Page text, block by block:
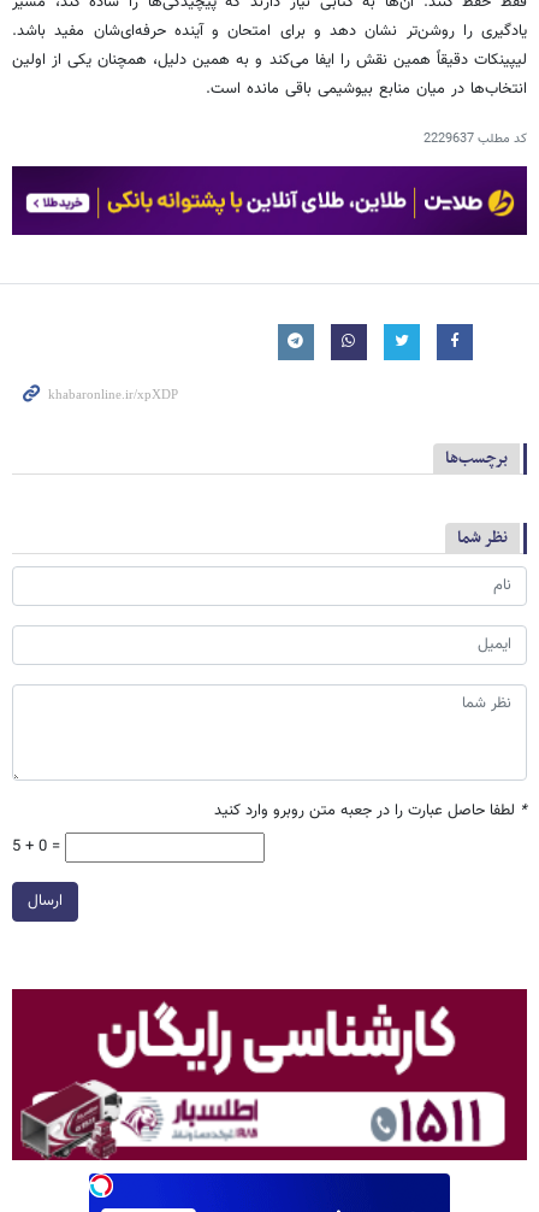
یادگیری را روشن‌تر نشان دهد و برای امتحان و آینده حرفه‌ای‌شان مفید باشد.
لیپینکات دقیقاً همین نقش را ایفا می‌کند و به همین دلیل، همچنان یکی از اولین
انتخاب‌ها در میان منابع بیوشیمی باقی مانده است.
کد مطلب2229637
برچسب‌ها
نظر شما
* لطفا حاصل عبارت را در جعبه متن روبرو وارد کنید
5 + 0 =
ارسال